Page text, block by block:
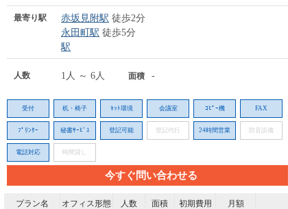
最寄り駅 赤坂見附駅 徒歩2分
永田町駅 徒歩5分
駅
人数 1人 ～ 6人 面積 -
受付 机・椅子 ﾈｯﾄ環境 会議室 ｺﾋﾟｰ機 FAX
ﾌﾟﾘﾝﾀｰ 秘書ｻｰﾋﾞｽ 登記可能 登記代行 24時間営業 防音設備
電話対応 時間貸し
今すぐ問い合わせる
プラン名 オフィス形態 人数 面積 初期費用 月額